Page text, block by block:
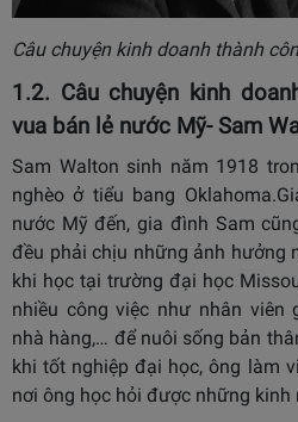
Câu chuyện kinh doanh thành
1.2. Câu chuyện kinh
vua bán lẻ nước Mỹ- Sam
Sam Walton sinh năm 1918
nghèo ở tiểu bang
nước Mỹ đến, gia đình Sam
đều phải chịu những ảnh hưởng
khi học tại trường đại học
nhiều công việc như nhân viên
nhà hàng,… để nuôi sống bản
khi tốt nghiệp đại học, ông làm
nơi ông học hỏi được những kinh